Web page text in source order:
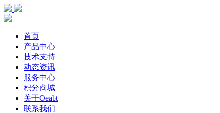
首页
产品中心
技术支持
动态资讯
服务中心
积分商城
关于Oeabt
联系我们